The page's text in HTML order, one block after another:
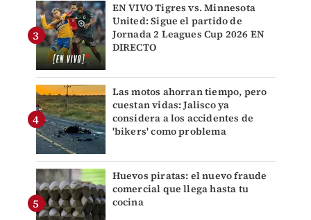
EN VIVO Tigres vs. Minnesota
United: Sigue el partido de
Jornada 2 Leagues Cup 2026 EN
DIRECTO
Las motos ahorran tiempo, pero
cuestan vidas: Jalisco ya
considera a los accidentes de
'bikers' como problema
Huevos piratas: el nuevo fraude
comercial que llega hasta tu
cocina